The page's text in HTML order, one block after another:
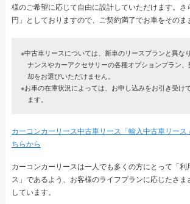
様のご希望に応じて自由に設計していただけます。さ
円」としておりますので、ご契約満了でお車をそのま
※中古車リースについては、新車のリースプランと異な
ナンスやカーアクセサリーの各種オプションプラン
却をお選びいただけません。
※お車の在庫状況によっては、お申し込みをお引き受け
ます。
カーコンカーリース中古車リース「輸入中古車リース
ちらから
カーコンカーリースは一人でも多くの方にとって「利
ス」であるよう、お客様のライフプランに応じたさ
しています。